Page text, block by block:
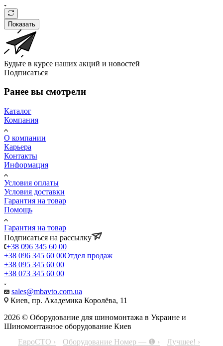
Показать
Будьте в курсе наших акций и новостей
Подписаться
Ранее вы смотрели
Каталог
Компания
О компании
Карьера
Контакты
Информация
Условия оплаты
Условия доставки
Гарантия на товар
Помощь
Гарантия на товар
Подписаться на рассылку
+38 096 345 60 00
+38 096 345 60 00Отдел продаж
+38 095 345 60 00
+38 073 345 60 00
sales@mbavto.com.ua
Киев, пр. Академика Королёва, 11
2026 © Оборудование для шиномонтажа в Украине и
Шиномонтажное оборудование Киев
ЕвроСТО ›
Оборудование Номер — ❶ › Лучшее! ›